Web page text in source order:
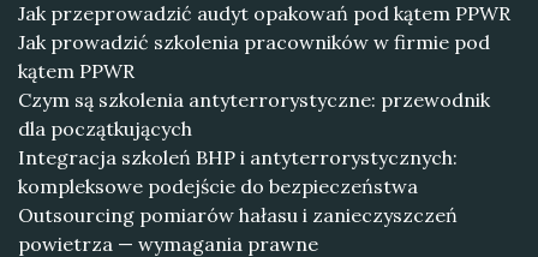
Jak przeprowadzić audyt opakowań pod kątem PPWR
Jak prowadzić szkolenia pracowników w firmie pod
kątem PPWR
Czym są szkolenia antyterrorystyczne: przewodnik
dla początkujących
Integracja szkoleń BHP i antyterrorystycznych:
kompleksowe podejście do bezpieczeństwa
Outsourcing pomiarów hałasu i zanieczyszczeń
powietrza — wymagania prawne